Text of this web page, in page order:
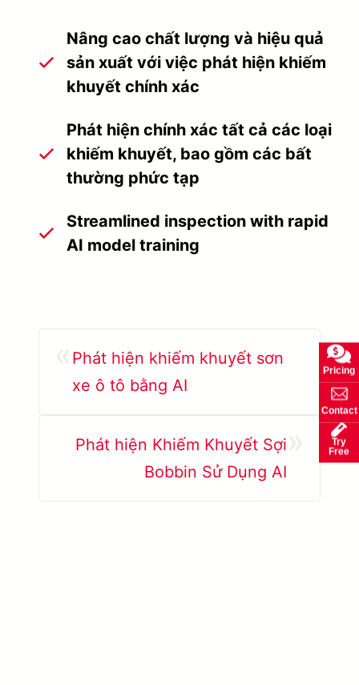
Nâng cao chất lượng và hiệu quả
sản xuất với việc phát hiện khiếm
khuyết chính xác
Phát hiện chính xác tất cả các loại
khiếm khuyết, bao gồm các bất
thường phức tạp
Streamlined inspection with rapid
AI model training
Phát hiện khiếm khuyết sơn
xe ô tô bằng AI
Phát hiện Khiếm Khuyết Sợi
Bobbin Sử Dụng AI
Pricing
Contact
Try
Free